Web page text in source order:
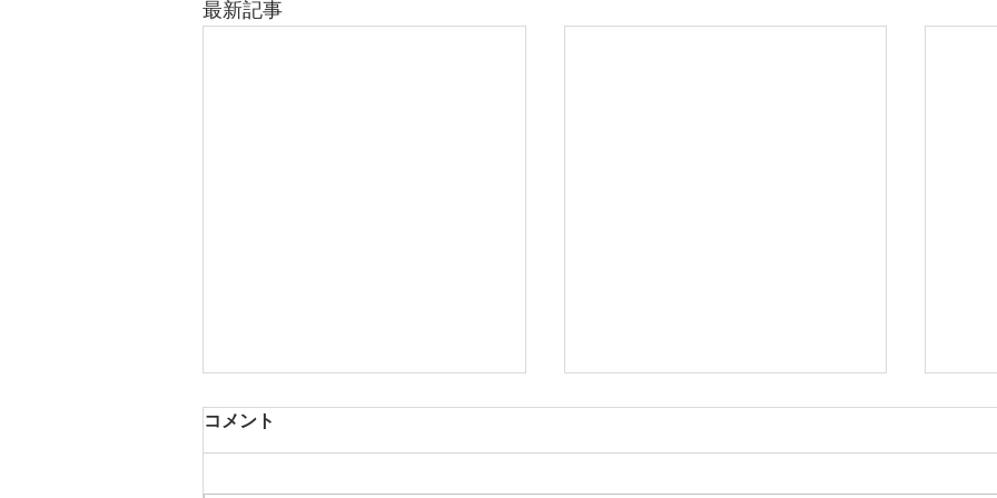
最新記事
コメント